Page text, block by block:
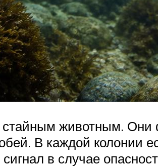
животным. Они
В каждой колонии
в случае